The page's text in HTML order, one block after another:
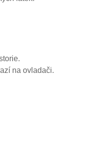
na ovladači.